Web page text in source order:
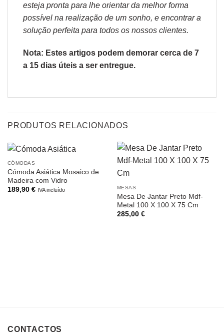
esteja pronta para lhe orientar da melhor forma
possível na realização de um sonho, e encontrar a
solução perfeita para todos os nossos clientes.
Nota: Estes artigos podem demorar cerca de 7
a 15 dias úteis a ser entregue.
PRODUTOS RELACIONADOS
CÓMODAS
Cómoda Asiática Mosaico de
Madeira com Vidro
189,90 € IVA incluído MESAS
Mesa De Jantar Preto Mdf-
Metal 100 X 100 X 75 Cm
285,00 €
CONTACTOS